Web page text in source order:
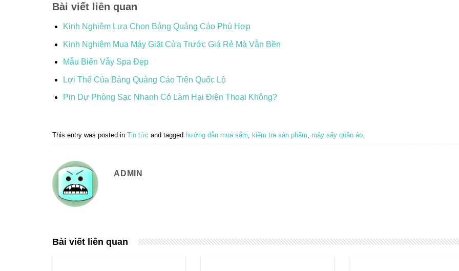
Bài viết liên quan
Kinh Nghiệm Lựa Chọn Bảng Quảng Cáo Phù Hợp
Kinh Nghiệm Mua Máy Giặt Cửa Trước Giá Rẻ Mà Vẫn Bền
Mẫu Biển Vẫy Spa Đẹp
Lợi Thế Của Bảng Quảng Cáo Trên Quốc Lộ
Pin Dự Phòng Sạc Nhanh Có Làm Hại Điện Thoại Không?
This entry was posted in Tin tức and tagged hướng dẫn mua sắm kiểm tra sản phẩm máy sấy quần áo
ADMIN
Bài viết liên quan